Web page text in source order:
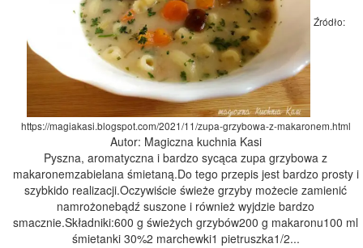
Źródło:
https://magiakasi.blogspot.com/2021/11/zupa-grzybowa-z-makaronem.html
Autor: Magiczna kuchnia Kasi
Pyszna, aromatyczna i bardzo sycąca zupa grzybowa z
makaronemzabielana śmietaną.Do tego przepis jest bardzo prosty i
szybkido realizacji.Oczywiście świeże grzyby możecie zamienić
namrożonebądź suszone i również wyjdzie bardzo
smacznie.Składniki:600 g świeżych grzybów200 g makaronu100 ml
śmietanki 30%2 marchewki1 pietruszka1/2...